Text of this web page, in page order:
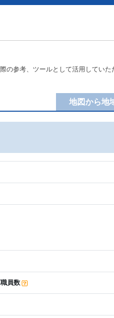
の参考、ツールとして活用してい
地図から地
員数